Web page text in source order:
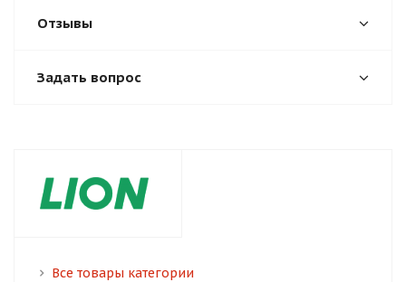
Отзывы
Задать вопрос
Все товары категории